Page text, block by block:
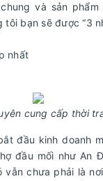
và sản phẩm
bạn sẽ được “3
nhất
cung cấp thời
đầu kinh doanh
đầu mối như An
vẫn chưa phải là